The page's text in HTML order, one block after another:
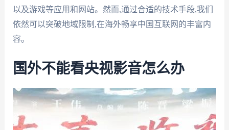
以及游戏等应用和网站。然而,通过合适的技术手段,我们
依然可以突破地域限制,在海外畅享中国互联网的丰富内
容。
国外不能看央视影音怎么办